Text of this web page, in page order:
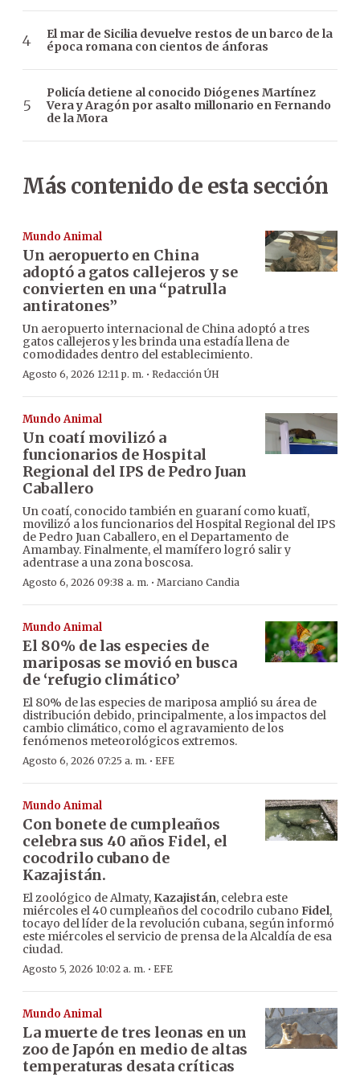
El mar de Sicilia devuelve restos de un barco de la
época romana con cientos de ánforas
Policía detiene al conocido Diógenes Martínez
Vera y Aragón por asalto millonario en Fernando
de la Mora
Más contenido de esta sección
Mundo Animal
Un aeropuerto en China
adoptó a gatos callejeros y se
convierten en una “patrulla
antiratones”
Un aeropuerto internacional de China adoptó a tres
gatos callejeros y les brinda una estadía llena de
comodidades dentro del establecimiento.
Agosto 6, 2026 12:11 p. m. · Redacción ÚH
Mundo Animal
Un coatí movilizó a
funcionarios de Hospital
Regional del IPS de Pedro Juan
Caballero
Un coatí, conocido también en guaraní como kuatĩ,
movilizó a los funcionarios del Hospital Regional del IPS
de Pedro Juan Caballero, en el Departamento de
Amambay. Finalmente, el mamífero logró salir y
adentrase a una zona boscosa.
Agosto 6, 2026 09:38 a. m. · Marciano Candia
Mundo Animal
El 80% de las especies de
mariposas se movió en busca
de ‘refugio climático’
El 80% de las especies de mariposa amplió su área de
distribución debido, principalmente, a los impactos del
cambio climático, como el agravamiento de los
fenómenos meteorológicos extremos.
Agosto 6, 2026 07:25 a. m. · EFE
Mundo Animal
Con bonete de cumpleaños
celebra sus 40 años Fidel, el
cocodrilo cubano de
Kazajistán.
El zoológico de Almaty, Kazajistán, celebra este
miércoles el 40 cumpleaños del cocodrilo cubano Fidel,
tocayo del líder de la revolución cubana, según informó
este miércoles el servicio de prensa de la Alcaldía de esa
ciudad.
Agosto 5, 2026 10:02 a. m. · EFE
Mundo Animal
La muerte de tres leonas en un
zoo de Japón en medio de altas
temperaturas desata críticas